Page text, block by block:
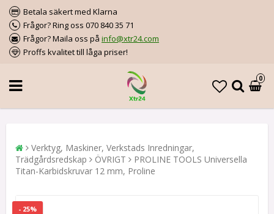
Betala säkert med Klarna
Frågor? Ring oss 070 840 35 71
Frågor? Maila oss på info@xtr24.com
Proffs kvalitet till låga priser!
0
Verktyg, Maskiner, Verkstads Inredningar,
Trädgårdsredskap
ÖVRIGT
PROLINE TOOLS Universella
Titan-Karbidskruvar 12 mm, Proline
- 25%